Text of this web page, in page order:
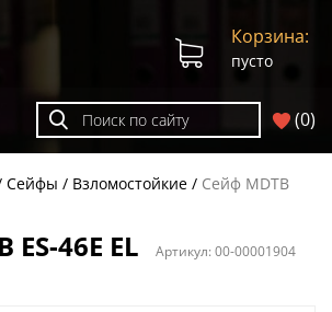
(0)
Корзина:
пусто
Сейфы Взломостойкие
Сейф MDTB
46E EL Артикул:00-00001904